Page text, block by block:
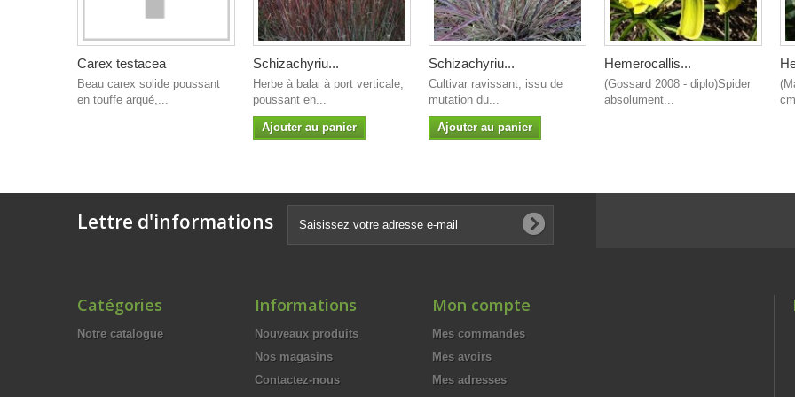
Carex testacea
Beau carex solide poussant
en touffe arqué,...
Schizachyriu...
Herbe à balai à port verticale,
poussant en...
Ajouter au panier
Schizachyriu...
Cultivar ravissant, issu de
mutation du...
Ajouter au panier
Hemerocallis...
(Gossard 2008 - diplo)Spider
absolument...
Lettre d'informations
Catégories
Notre catalogue
Informations
Nouveaux produits
Nos magasins
Contactez-nous
Mon compte
Mes commandes
Mes avoirs
Mes adresses